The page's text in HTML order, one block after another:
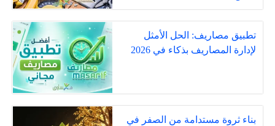
تطبيق مصاريف: الحل الأمثل
لإدارة المصاريف بذكاء في 2026
بناء ثروة مستدامة من الصفر في